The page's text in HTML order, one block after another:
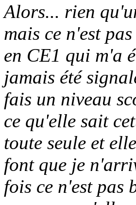
Alors... rien
mais ce n'est
en CE1 qui m'a
jamais été
fais un niveau
ce qu'elle sait
toute seule et
font que je
fois ce n'est pas